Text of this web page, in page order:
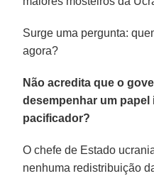
Surge uma pergunta:
agora?
Não acredita que o
desempenhar um
pacificador?
O chefe de Estado
nenhuma redistribuição